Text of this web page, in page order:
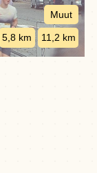
Muut
5,8 km 11,2 km